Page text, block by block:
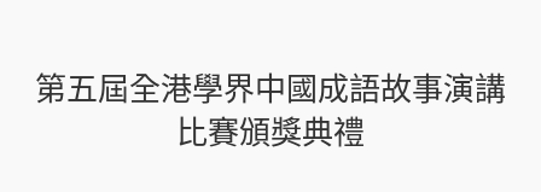
第五屆全港學界中國成語故事演講
比賽頒獎典禮